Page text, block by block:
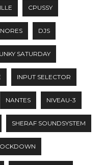
CPUSSY
DJS
SATURDAY
INPUT SELECTOR
NANTES NIVEAU-3
SHERAF SOUNDSYSTEM